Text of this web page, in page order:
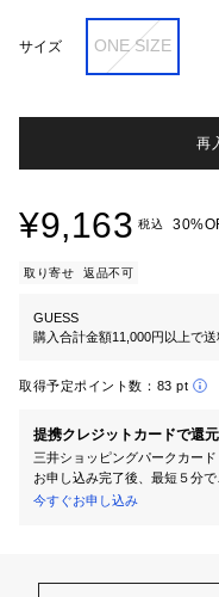
サイズ ONE SIZE
再
¥9,163 税込
取り寄せ 返品不可
GUESS
購入合計金額11,000円以上で
取得予定ポイント数： 83 pt
提携クレジットカードで還
三井ショッピングパークカー
お申し込み完了後、最短５分で
今すぐお申し込み